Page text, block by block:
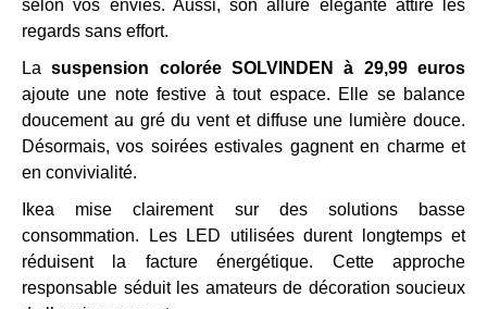
selon vos envies. Aussi, son allure élégante attire les
regards sans effort.
Lasuspension colorée SOLVINDEN à 29,99 euros
ajoute une note festive à tout espace. Elle se balance
doucement au gré du vent et diffuse une lumière douce.
Désormais, vos soirées estivales gagnent en charme et
en convivialité.
Ikea mise clairement sur des solutions basse
consommation. Les LED utilisées durent longtemps et
réduisent la facture énergétique. Cette approche
responsable séduit les amateurs de décoration soucieux